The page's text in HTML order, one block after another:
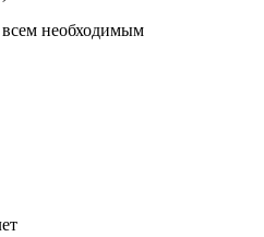
необходимым